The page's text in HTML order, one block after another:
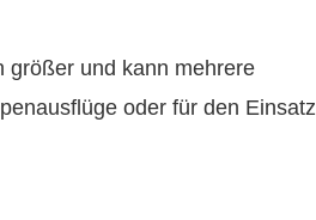
größer und kann mehrere
oder für den Einsatz